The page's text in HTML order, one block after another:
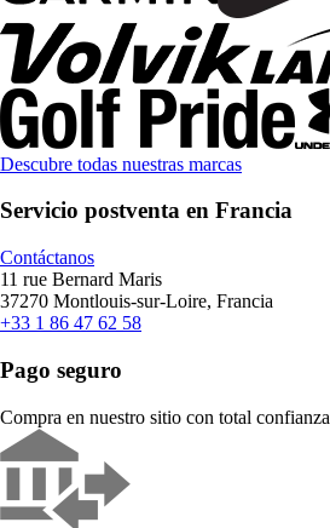
Descubre todas nuestras marcas
Servicio postventa en Francia
Contáctanos
11 rue Bernard Maris
37270 Montlouis-sur-Loire, Francia
+33 1 86 47 62 58
Pago seguro
Compra en nuestro sitio con total confianza